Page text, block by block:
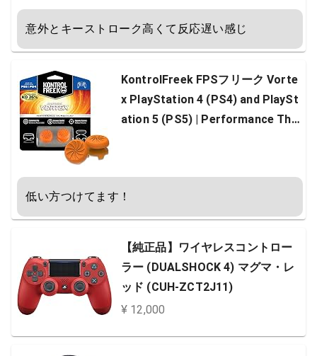
意外とキーストローク高くて反応遅い感じ
KontrolFreek FPSフリーク Vorte
x PlayStation 4 (PS4) and PlaySt
ation 5 (PS5) | Performance Thu
凹タイプ1個 | オレンジ
低い方つけてます！
【純正品】ワイヤレスコントロー
ラー (DUALSHOCK 4) マグマ・レ
ッド (CUH-ZCT2J11)
¥ 12,000